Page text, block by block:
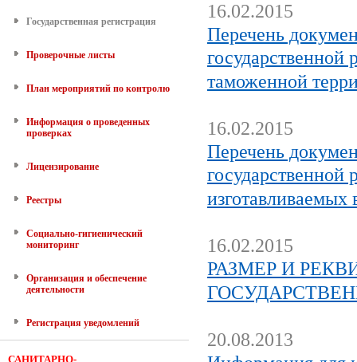
Государственная регистрация
Проверочные листы
План мероприятий по контролю
Информация о проведенных
проверках
Лицензирование
Реестры
Социально-гигиенический
мониторинг
Организация и обеспечение
деятельности
Регистрация уведомлений
САНИТАРНО-
16.02.2015
Перечень
государственной
таможенной
16.02.2015
Перечень
государственной
16.02.2015
РАЗМЕР И
20.08.2013